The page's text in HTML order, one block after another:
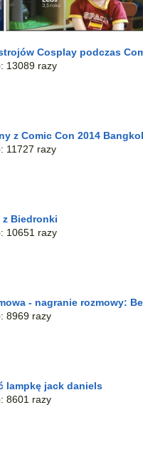
Cosplay podczas
13089 razy
z Comic Con 2014
11727 razy
z Biedronki
10651 razy
- nagranie rozmowy:
8969 razy
lampkę jack daniels
8601 razy